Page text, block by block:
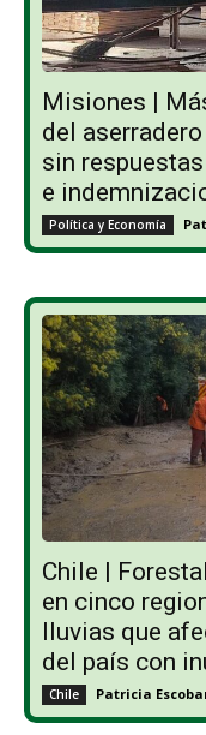
Misiones |
del
sin
e
Política y Economía
Chile |
en cinco
lluvias que
del país con
Chile Patricia